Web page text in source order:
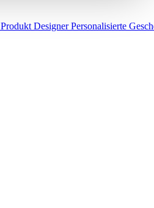
Produkt DesignerPersonalisierte